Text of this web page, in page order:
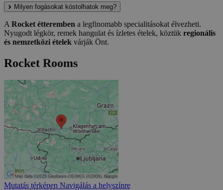
Milyen fogásokat kóstolhatok meg?
A Rocket étteremben a legfinomabb specialitásokat élvezheti.
Nyugodt légkör, remek hangulat és ízletes ételek, köztük regionális
és nemzetközi ételek várják Önt.
Rocket Rooms
Mutatás térképen Navigálás a helyszínre